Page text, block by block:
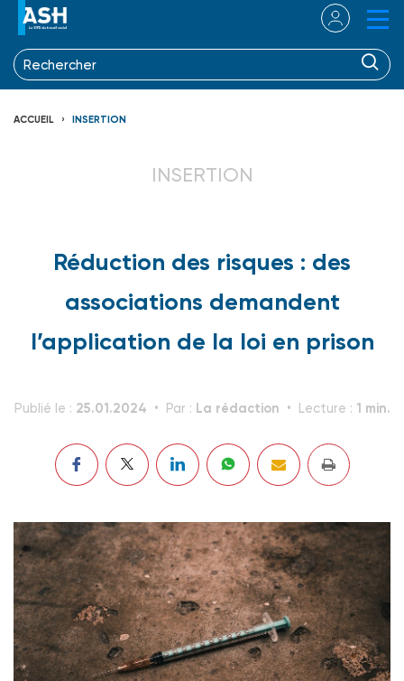
ACCUEIL INSERTION
INSERTION
Réduction des risques : des
associations demandent
l’application de la loi en prison
Publié le : 25.01.2024 Par : La rédaction Lecture : 1 min.